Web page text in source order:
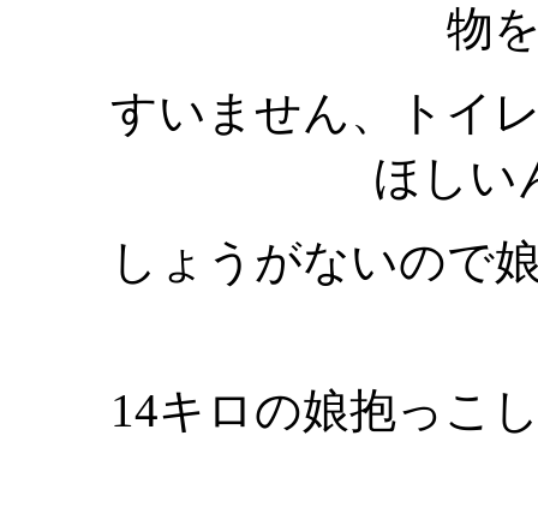
物
すいません、トイ
ほしい
しょうがないので
14キロの娘抱っこ